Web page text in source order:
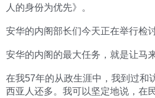
人的身份为优先》。
安华的内阁部长们今天正在举行检讨
安华的内阁的最大任务，就是让马
在我57年的从政生涯中，我到过和
西亚人还多。我可以坚定地说，在